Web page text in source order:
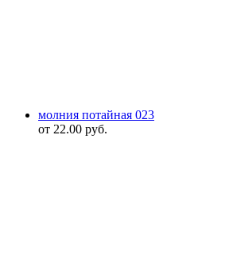
молния потайная 023
от 22.00 руб.